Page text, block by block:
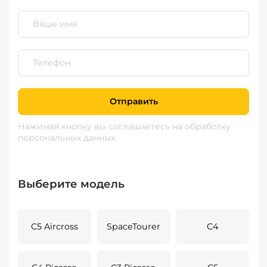
Отправить
Нажимая кнопку вы соглашаетесь на обработку
персональных данных
Выберите модель
C5 Aircross SpaceTourer C4